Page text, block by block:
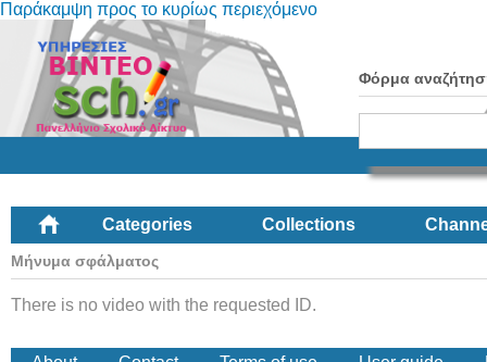
Παράκαμψη προς το κυρίως περιεχόμενο
Φόρμα
Categories Collections
Μήνυμα σφάλματος
There is no video with the requested ID.